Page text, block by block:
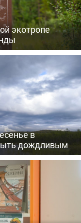
экотропе
в
дождливым